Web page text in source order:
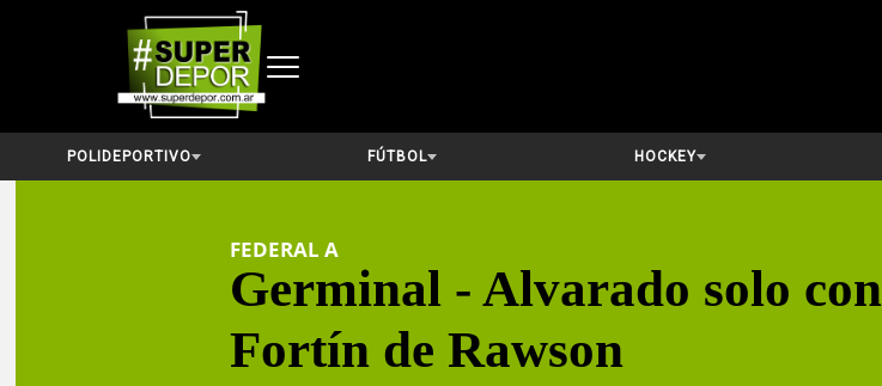
POLIDEPORTIVO FÚTBOL HOCKEY
FEDERAL A
Germinal - Alvarado solo
Fortín de Rawson